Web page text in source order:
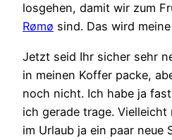
losgehen, damit wir zum
Rømø sind. Das wird
Jetzt seid Ihr sicher sehr
in meinen Koffer packe,
noch nicht. Ich habe ja
ich gerade trage.
im Urlaub ja ein paar neue